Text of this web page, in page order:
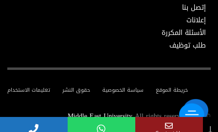
إتصل بنا
إعلانات
الأسئلة المكررة
طلب توظيف
تعليمات الاستخدام حقوق النشر سياسة الخصوصية خريطة الموقع
© 2025
Middle East UniversityAll rights reserved.